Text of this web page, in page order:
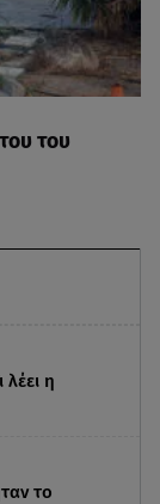
η
το
του